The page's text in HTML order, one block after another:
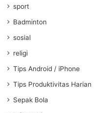
sport
Badminton
sosial
religi
Tips Android / iPhone
Tips Produktivitas Harian
Sepak Bola